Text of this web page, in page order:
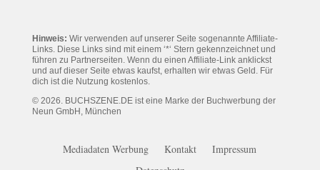
Hinweis: Wir verwenden auf unserer Seite sogenannte Affiliate-
Links. Diese Links sind mit einem ‘*‘ Stern gekennzeichnet und
führen zu Partnerseiten. Wenn du einen Affiliate-Link anklickst
und auf dieser Seite etwas kaufst, erhalten wir etwas Geld. Für
dich ist die Nutzung kostenlos.
© 2026. BUCHSZENE.DE ist eine Marke der Buchwerbung der
Neun GmbH, München
Mediadaten Werbung Kontakt
Impressum